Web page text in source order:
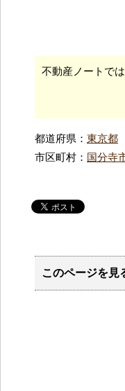
不動産ノートで
都道府県： 東京都
市区町村： 国分寺
このページを見